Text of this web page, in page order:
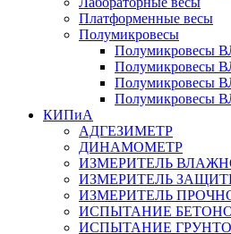
Платформенные весы
Полумикровесы
Полумикровесы
Полумикровесы
Полумикровесы
Полумикровесы
КИПиА
АДГЕЗИМЕТР
ДИНАМОМЕТР
ИЗМЕРИТЕЛЬ
ИЗМЕРИТЕЛЬ
ИЗМЕРИТЕЛЬ
ИСПЫТАНИЕ
ИСПЫТАНИЕ